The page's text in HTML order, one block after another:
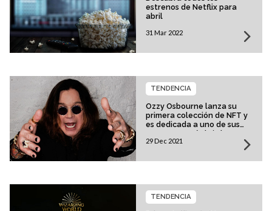
estrenos de Netflix para
abril
31 Mar 2022
Ozzy Osbourne lanza su
primera colección de NFT y
es dedicada a uno de sus
momentos más icónicos en
el escenario
TENDENCIA
29 Dec 2021
TENDENCIA